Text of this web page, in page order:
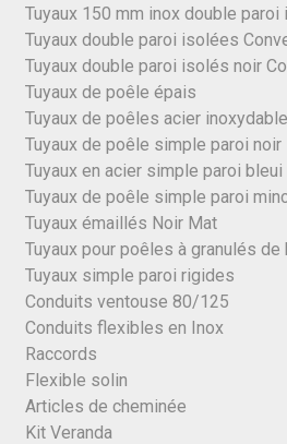
Tuyaux 150 mm inox double
Tuyaux double paroi isolées
Tuyaux double paroi isolés noir
Tuyaux de poêle épais
Tuyaux de poêles acier inoxydable
Tuyaux de poêle simple paroi noir
Tuyaux en acier simple paroi bleui
Tuyaux de poêle simple paroi
Tuyaux émaillés Noir Mat
Tuyaux pour poêles à granulés
Tuyaux simple paroi rigides
Conduits ventouse 80/125
Conduits flexibles en Inox
Raccords
Flexible solin
Articles de cheminée
Kit Veranda